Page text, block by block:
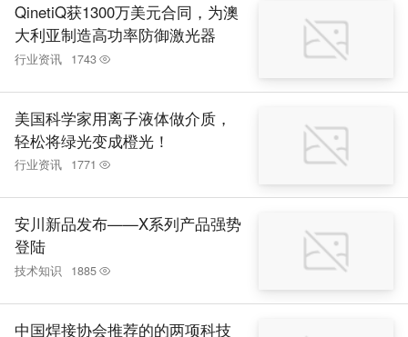
QinetiQ获1300万美元合同，为澳
大利亚制造高功率防御激光器
行业资讯 1743
美国科学家用离子液体做介质，
轻松将绿光变成橙光！
行业资讯 1771
安川新品发布——X系列产品强势
登陆
技术知识 1885
中国焊接协会推荐的的两项科技